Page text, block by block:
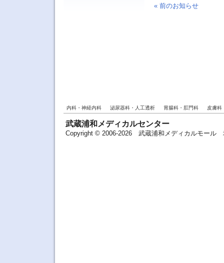
« 前のお知らせ
内科・神経内科 泌尿器科・人工透析 胃腸科・肛門科 皮膚科
武蔵浦和メディカルセンター
Copyright © 2006-2026 武蔵浦和メディカルモール